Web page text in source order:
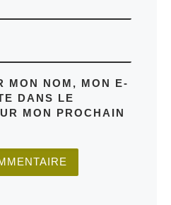
MON NOM, MON E-
DANS LE
MON PROCHAIN